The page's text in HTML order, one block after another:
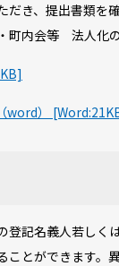
き、提出書類を
内会等 法人化
word）
記名義人若しく
とができます。